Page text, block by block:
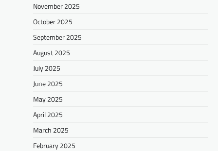
November 2025
October 2025
September 2025
August 2025
July 2025
June 2025
May 2025
April 2025
March 2025
February 2025